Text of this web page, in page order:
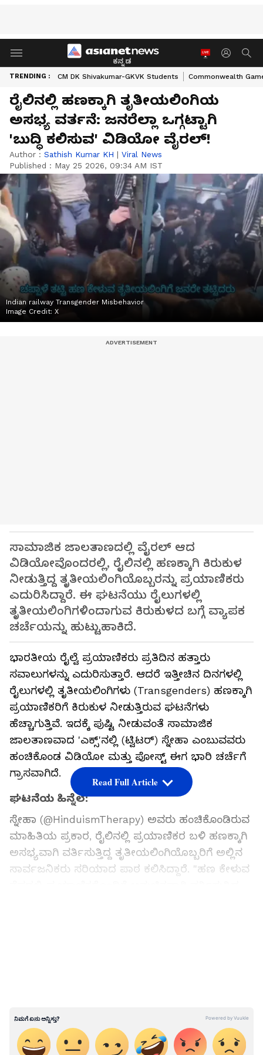
ಕನ್ನಡ
TRENDING : CM DK Shivakumar-GKVK Students Commonwealth
ರೈಲಿನಲ್ಲಿ ಹಣಕ್ಕಾಗಿ ತೃತೀಯಲಿಂಗಿಯ
ಅಸಭ್ಯ ವರ್ತನೆ: ಜನರೆಲ್ಲಾ ಒಗ್ಗಟ್ಟಾಗಿ
'ಬುದ್ಧಿ ಕಲಿಸುವ' ವಿಡಿಯೋ ವೈರಲ್!
Author : Sathish Kumar KH | Viral News
Published : May 25 2026, 09:34 AM IST
Indian railway Transgender Misbehavior
Image Credit: X
ಸಾಮಾಜಿಕ ಜಾಲತಾಣದಲ್ಲಿ ವೈರಲ್ ಆದ
ವಿಡಿಯೋವೊಂದರಲ್ಲಿ, ರೈಲಿನಲ್ಲಿ ಹಣಕ್ಕಾಗಿ ಕಿರುಕುಳ
ನೀಡುತ್ತಿದ್ದ ತೃತೀಯಲಿಂಗಿಯೊಬ್ಬರನ್ನು ಪ್ರಯಾಣಿಕರು
ಎದುರಿಸಿದ್ದಾರೆ. ಈ ಘಟನೆಯು ರೈಲುಗಳಲ್ಲಿ
ತೃತೀಯಲಿಂಗಿಗಳಿಂದಾಗುವ ಕಿರುಕುಳದ ಬಗ್ಗೆ ವ್ಯಾಪಕ
ಚರ್ಚೆಯನ್ನು ಹುಟ್ಟುಹಾಕಿದೆ.
ಭಾರತೀಯ ರೈಲ್ವೆ ಪ್ರಯಾಣಿಕರು ಪ್ರತಿದಿನ ಹತ್ತಾರು
ಸವಾಲುಗಳನ್ನು ಎದುರಿಸುತ್ತಾರೆ. ಆದರೆ ಇತ್ತೀಚಿನ ದಿನಗಳಲ್ಲಿ
ರೈಲುಗಳಲ್ಲಿ ತೃತೀಯಲಿಂಗಿಗಳು (Transgenders) ಹಣಕ್ಕಾಗಿ
ಪ್ರಯಾಣಿಕರಿಗೆ ಕಿರುಕುಳ ನೀಡುತ್ತಿರುವ ಘಟನೆಗಳು
ಹೆಚ್ಚಾಗುತ್ತಿವೆ. ಇದಕ್ಕೆ ಪುಷ್ಟಿ ನೀಡುವಂತೆ ಸಾಮಾಜಿಕ
ಜಾಲತಾಣವಾದ 'ಎಕ್ಸ್'ನಲ್ಲಿ (ಟ್ವಿಟರ್) ಸ್ನೇಹಾ ಎಂಬುವವರು
ಹಂಚಿಕೊಂಡ ವಿಡಿಯೋ ಮತ್ತು ಪೋಸ್ಟ್ ಈಗ ಭಾರಿ ಚರ್ಚೆಗೆ
ಗ್ರಾಸವಾಗಿದೆ.
ಘಟನೆಯ ಹಿನ್ನೆಲೆ:
ಸ್ನೇಹಾ (@HinduismTherapy) ಅವರು ಹಂಚಿಕೊಂಡಿರುವ
ಮಾಹಿತಿಯ ಪ್ರಕಾರ, ರೈಲಿನಲ್ಲಿ ಪ್ರಯಾಣಿಕರ ಬಳಿ ಹಣಕ್ಕಾಗಿ
ಅಸಭ್ಯವಾಗಿ ವರ್ತಿಸುತ್ತಿದ್ದ ತೃತೀಯಲಿಂಗಿಯೊಬ್ಬರಿಗೆ ಅಲ್ಲಿನ
ಸಾರ್ವಜನಿಕರು ಸರಿಯಾದ ಪಾಠ ಕಲಿಸಿದ್ದಾರೆ. "ಹಣ ಕೇಳುವ
ಈ ಪೋಸ್ಟ್‌ಗೆ ಕಮೆಂಟ್ ಮಾಡಿರುವ ಅನೇಕರು ತಮಗಾದ
ಕಿರುಕುಳವನ್ನು ವಿವರಿಸಿದ್ದಾರೆ. ‘ಈ ಜನರು ತಂಡವಾಗಿ ಬಂದು
Read Full Article